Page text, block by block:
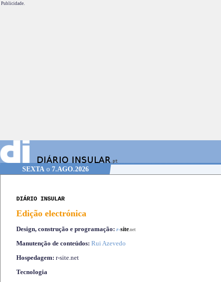
Publicidade.
SEXTA o 7.AGO.2026
DIÁRIO INSULAR
Edição electrónica
Design, construção e programação: r-site.net
Manutenção de conteúdos: Rui Azevedo
Hospedagem: r-site.net
Tecnologia